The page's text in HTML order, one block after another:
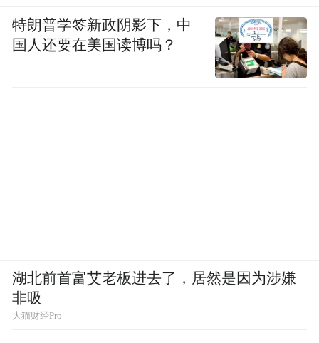
特朗普学签新政阴影下，中
国人还要在美国读博吗？
湖北前首富艾老板进去了，居然是因为涉嫌
非吸
大猫财经Pro